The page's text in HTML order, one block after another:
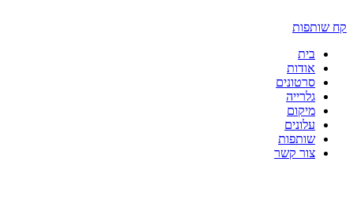
לתוכן
קח שותפות
בית
אודות
סרטונים
גלרייה
מיקום
עלונים
שותפות
צור קשר